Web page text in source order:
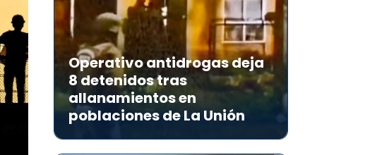
Operativo antidrogas deja
8 detenidos tras
allanamientos en
poblaciones de La Unión